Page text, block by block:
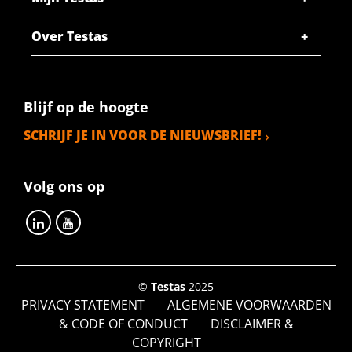
Bruto prijs
SELECTEER
Omschrijving
Rvs 1.4539 warmgewalst rond 85 geschild gegloeid ca 6
mtr
SELECTEER
Artikelnummer
Omschrijving
Rvs 1.4539 warmgewalst rond 90 geschild gegloeid ca 6
mtr
Stuks gewicht in kg
Over Testas
Blijf op de hoogte
SCHRIJF JE IN VOOR DE NIEUWSBRIEF!
Volg ons op
© Testas 2025
PRIVACY STATEMENT
ALGEMENE VOORWAARDEN
& CODE OF CONDUCT
DISCLAIMER &
COPYRIGHT